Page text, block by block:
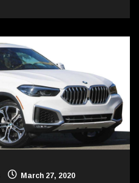
March 27, 2020